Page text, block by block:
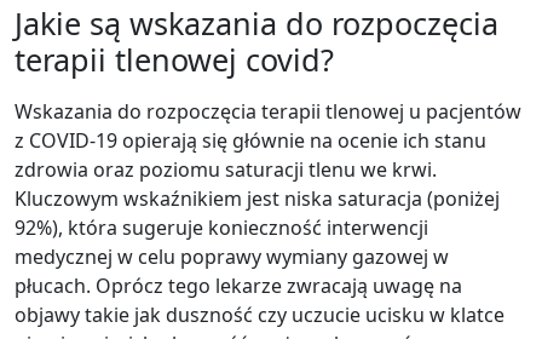
Jakie są wskazania do rozpoczęcia
terapii tlenowej covid?
Wskazania do rozpoczęcia terapii tlenowej u pacjentów
z COVID-19 opierają się głównie na ocenie ich stanu
zdrowia oraz poziomu saturacji tlenu we krwi.
Kluczowym wskaźnikiem jest niska saturacja (poniżej
92%), która sugeruje konieczność interwencji
medycznej w celu poprawy wymiany gazowej w
płucach. Oprócz tego lekarze zwracają uwagę na
objawy takie jak duszność czy uczucie ucisku w klatce